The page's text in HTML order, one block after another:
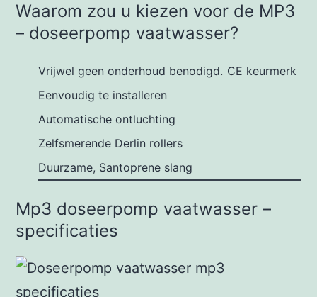
Waarom zou u kiezen voor de MP3
– doseerpomp vaatwasser?
Vrijwel geen onderhoud benodigd. CE keurmerk
Eenvoudig te installeren
Automatische ontluchting
Zelfsmerende Derlin rollers
Duurzame, Santoprene slang
Mp3 doseerpomp vaatwasser –
specificaties